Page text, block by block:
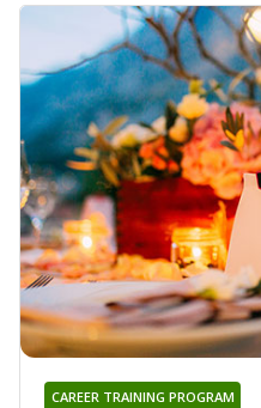
CAREER TRAINING PROGRAM